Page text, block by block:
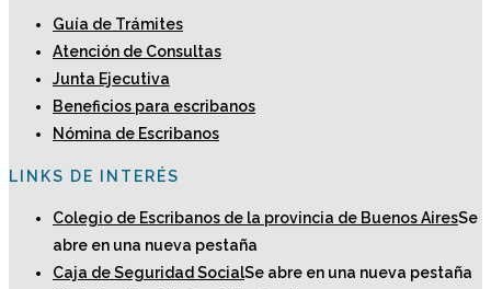
Guía de Trámites
Atención de Consultas
Junta Ejecutiva
Beneficios para escribanos
Nómina de Escribanos
LINKS DE INTERÉS
Colegio de Escribanos de la provincia de Buenos AiresSe
abre en una nueva pestaña
Caja de Seguridad SocialSe abre en una nueva pestaña